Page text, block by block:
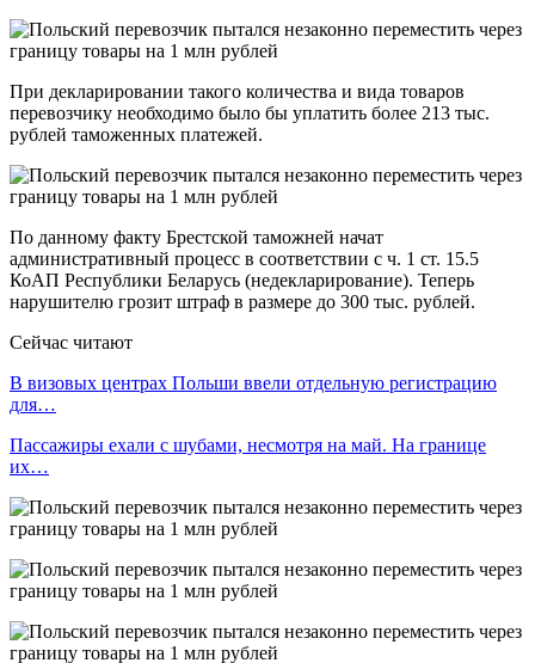
При декларировании такого количества и вида товаров
перевозчику необходимо было бы уплатить более 213 тыс.
рублей таможенных платежей.
По данному факту Брестской таможней начат
административный процесс в соответствии с ч. 1 ст. 15.5
КоАП Республики Беларусь (недекларирование). Теперь
нарушителю грозит штраф в размере до 300 тыс. рублей.
Сейчас читают
В визовых центрах Польши ввели отдельную регистрацию
для…
Пассажиры ехали с шубами, несмотря на май. На границе
их…